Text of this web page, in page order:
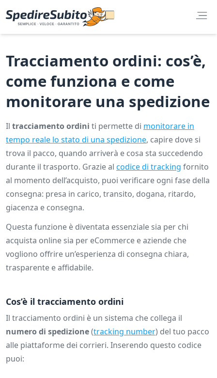
Tracciamento ordini: cos’è,
come funziona e come
monitorare una spedizione
Il tracciamento ordini ti permette di monitorare in
tempo reale lo stato di una spedizione, capire dove si
trova il pacco, quando arriverà e cosa sta succedendo
durante il trasporto. Grazie al codice di tracking fornito
al momento dell’acquisto, puoi verificare ogni fase della
consegna: presa in carico, transito, dogana, ritardo,
giacenza e consegna.
Questa funzione è diventata essenziale sia per chi
acquista online sia per eCommerce e aziende che
vogliono offrire un’esperienza di consegna chiara,
trasparente e affidabile.
Cos’è il tracciamento ordini
Il tracciamento ordini è un sistema che collega il
numero di spedizione(tracking number) del tuo pacco
alle piattaforme dei corrieri. Inserendo questo codice
puoi: